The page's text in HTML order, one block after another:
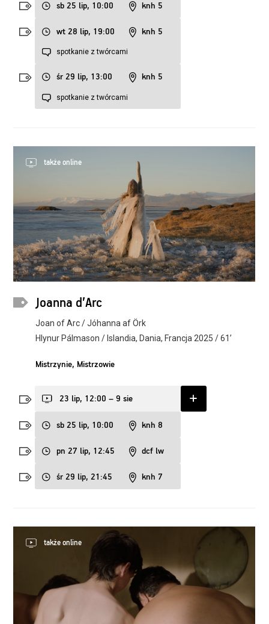
sb 25 lip, 10:00 knh 5
wt 28 lip, 19:00 knh 5
spotkanie z twórcami
śr 29 lip, 13:00 knh 5
spotkanie z twórcami
także online
Joanna d’Arc
Joan of Arc / Jóhanna af Örk
Hlynur Pálmason / Islandia, Dania, Francja 2025 / 61’
Mistrzynie, Mistrzowie
sb 25 lip, 10:00 knh 8
pn 27 lip, 12:45 dcf lw
śr 29 lip, 21:45 knh 7
23 lip, 12:00 – 9 sie
także online